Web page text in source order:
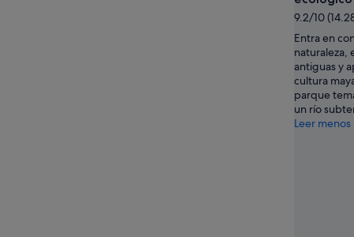
10
ago
14
ago
-
16
ago
9.2/10
Entra en
naturaleza,
antiguas y
cultura
parque
un río
Leer menos